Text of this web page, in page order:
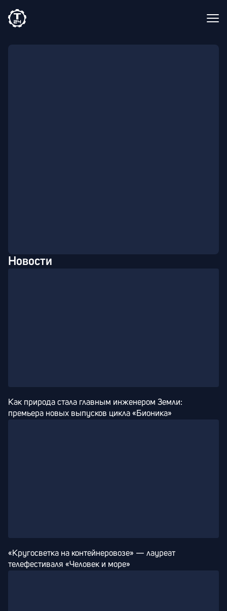
Новости
Как природа стала главным инженером Земли:
премьера новых выпусков цикла «Бионика»
«Кругосветка на контейнеровозе» — лауреат
телефестиваля «Человек и море»